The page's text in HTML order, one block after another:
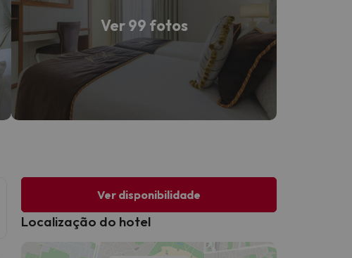
Ver 99 fotos
Ver disponibilidade
Localização do hotel